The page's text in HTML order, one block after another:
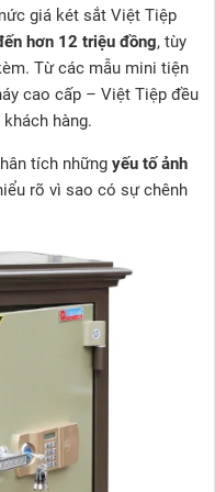
giá két sắt Việt Tiệp
hơn 12 triệu đồng, tùy
Từ các mẫu mini tiện
cao cấp – Việt Tiệp đều
hàng.
tích những yếu tố ảnh
rõ vì sao có sự chênh